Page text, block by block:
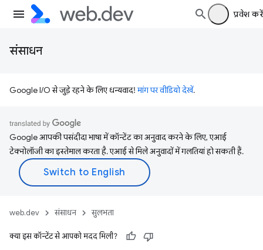
प्रवेश करें
संसाधन
Google I/O से जुड़े रहने के लिए धन्यवाद!मांग पर वीडियो देखें.
Google आपकी पसंदीदा भाषा में कॉन्टेंट का अनुवाद करने के लिए, एआई
टेक्नोलॉजी का इस्तेमाल करता है. एआई से मिले अनुवादों में गलतियां हो सकती हैं.
web.dev संसाधन सुलभता
क्या इस कॉन्टेंट से आपको मदद मिली?